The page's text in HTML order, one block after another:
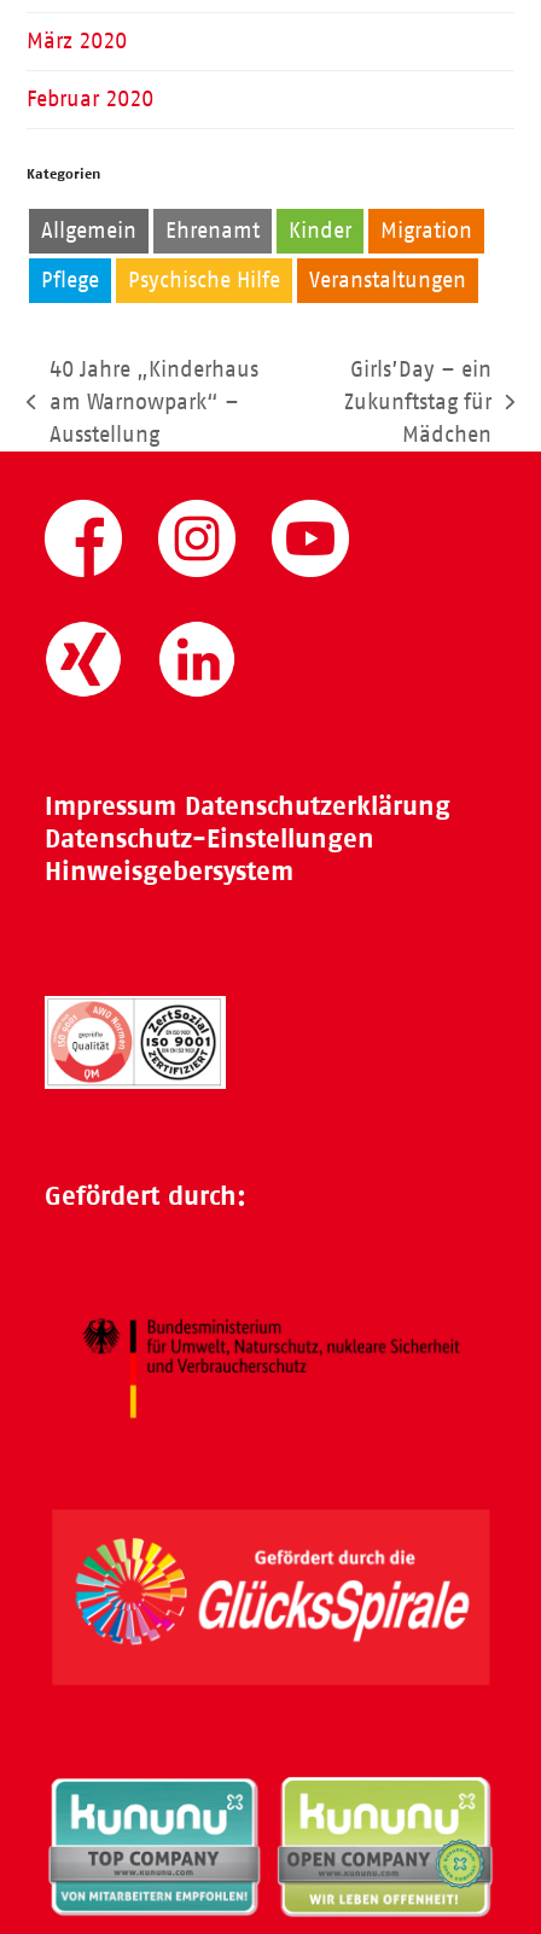
März 2020
Februar 2020
Kategorien
Allgemein Ehrenamt Kinder Migration
Pflege Psychische Hilfe Veranstaltungen
vorheriger
Beitrag:
40 Jahre „Kinderhaus
am Warnowpark“ –
Ausstellung
Nächster
Beitrag:
Girls’Day – ein
Zukunftstag für
Mädchen
Impressum Datenschutzerklärung
Datenschutz-Einstellungen
Hinweisgebersystem
Gefördert durch: